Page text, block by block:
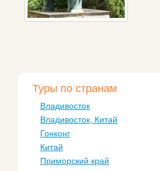
Туры по странам
Владивосток
Владивосток, Китай
Гонконг
Китай
Приморский край